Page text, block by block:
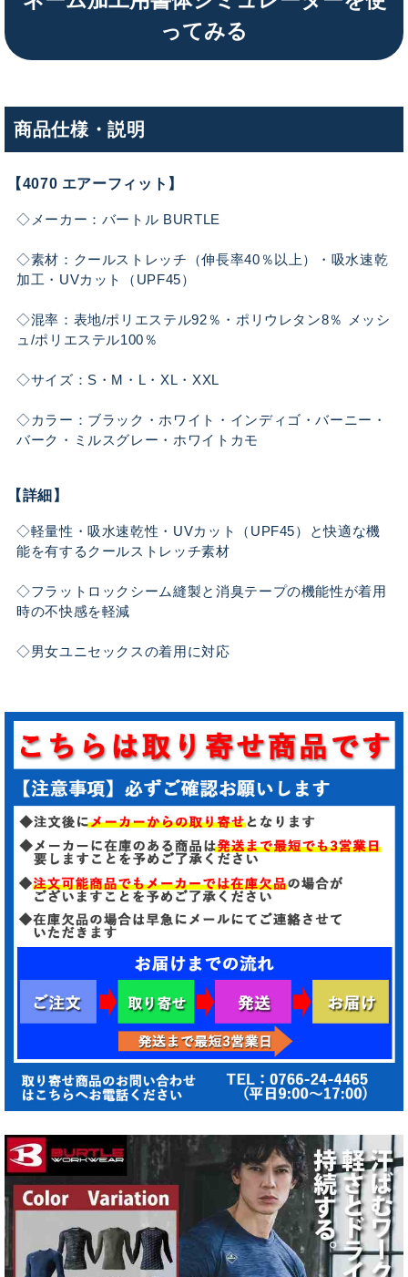
ってみる
商品仕様・説明
【4070 エアーフィット】
◇メーカー：バートル BURTLE
◇素材：クールストレッチ（伸長率40％以上）・吸水速乾
加工・UVカット（UPF45）
◇混率：表地/ポリエステル92％・ポリウレタン8％ メッシ
ュ/ポリエステル100％
◇サイズ：S・M・L・XL・XXL
◇カラー：ブラック・ホワイト・インディゴ・バーニー・
バーク・ミルスグレー・ホワイトカモ
【詳細】
◇軽量性・吸水速乾性・UVカット（UPF45）と快適な機
能を有するクールストレッチ素材
◇フラットロックシーム縫製と消臭テープの機能性が着用
時の不快感を軽減
◇男女ユニセックスの着用に対応